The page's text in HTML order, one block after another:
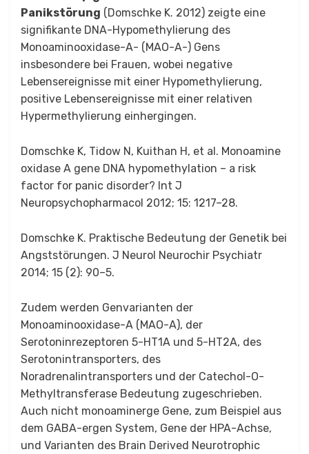
Panikstörung (Domschke K. 2012) zeigte eine
signifikante DNA-Hypomethylierung des
Monoaminooxidase-A- (MAO-A-) Gens
insbesondere bei Frauen, wobei negative
Lebensereignisse mit einer Hypomethylierung,
positive Lebensereignisse mit einer relativen
Hypermethylierung einhergingen.
Domschke K, Tidow N, Kuithan H, et al. Monoamine
oxidase A gene DNA hypomethylation – a risk
factor for panic disorder? Int J
Neuropsychopharmacol 2012; 15: 1217–28.
Domschke K. Praktische Bedeutung der Genetik bei
Angststörungen. J Neurol Neurochir Psychiatr
2014; 15 (2): 90–5.
Zudem werden Genvarianten der
Monoaminooxidase-A (MAO-A), der
Serotoninrezeptoren 5-HT1A und 5-HT2A, des
Serotonintransporters, des
Noradrenalintransporters und der Catechol-O-
Methyltransferase Bedeutung zugeschrieben.
Auch nicht monoaminerge Gene, zum Beispiel aus
dem GABA-ergen System, Gene der HPA-Achse,
und Varianten des Brain Derived Neurotrophic